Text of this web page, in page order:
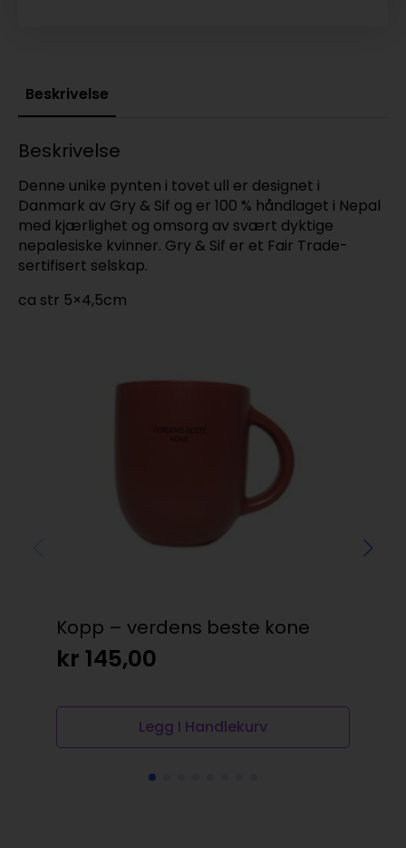
Beskrivelse
Beskrivelse
Denne unike pynten i tovet ull er designet i
Danmark av Gry & Sif og er 100 % håndlaget i Nepal
med kjærlighet og omsorg av svært dyktige
nepalesiske kvinner. Gry & Sif er et Fair Trade-
sertifisert selskap.
ca str 5×4,5cm
Kopp – verdens beste kone
kr 145,00
Legg I Handlekurv